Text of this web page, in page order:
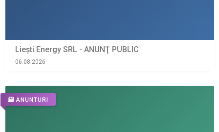
Liești Energy SRL - ANUNŢ PUBLIC
06.08.2026
ANUNTURI